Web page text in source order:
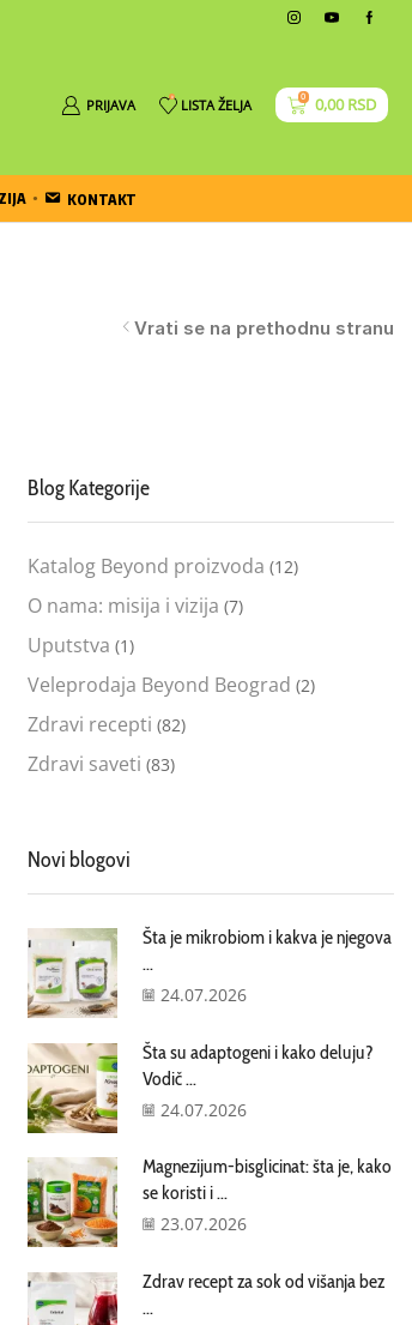
PRIJAVA 0 LISTA ŽELJA 0 0,00RSD
KONTAKT
Vrati se na prethodnu stranu
Blog Kategorije
Katalog Beyond proizvoda (12)
O nama: misija i vizija (7)
Uputstva (1)
Veleprodaja Beyond Beograd (2)
Zdravi recepti (82)
Zdravi saveti (83)
Novi blogovi
Šta je mikrobiom i kakva je njegova
...
24.07.2026
Šta su adaptogeni i kako deluju?
Vodič ...
24.07.2026
Magnezijum-bisglicinat: šta je, kako
se koristi i ...
23.07.2026
Zdrav recept za sok od višanja bez
...